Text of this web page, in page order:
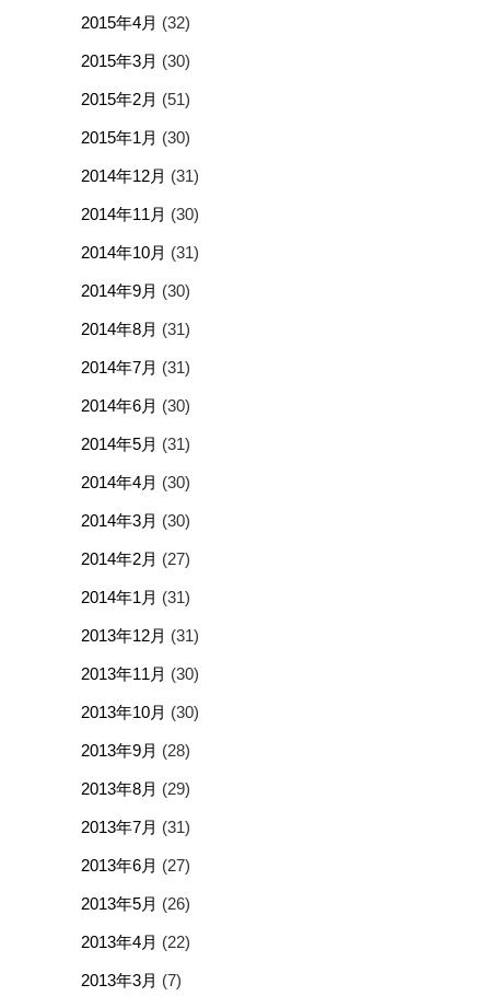
2015年4月 (32)
2015年3月 (30)
2015年2月 (51)
2015年1月 (30)
2014年12月 (31)
2014年11月 (30)
2014年10月 (31)
2014年9月 (30)
2014年8月 (31)
2014年7月 (31)
2014年6月 (30)
2014年5月 (31)
2014年4月 (30)
2014年3月 (30)
2014年2月 (27)
2014年1月 (31)
2013年12月 (31)
2013年11月 (30)
2013年10月 (30)
2013年9月 (28)
2013年8月 (29)
2013年7月 (31)
2013年6月 (27)
2013年5月 (26)
2013年4月 (22)
2013年3月 (7)